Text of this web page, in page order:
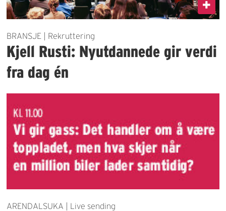
BRANSJE | Rekruttering
Kjell Rusti: Nyutdannede gir verdi
fra dag én
ARENDALSUKA | Live sending